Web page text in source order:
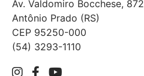
Av. Valdomiro Bocchese, 872
Antônio Prado (RS)
CEP 95250-000
(54) 3293-1110